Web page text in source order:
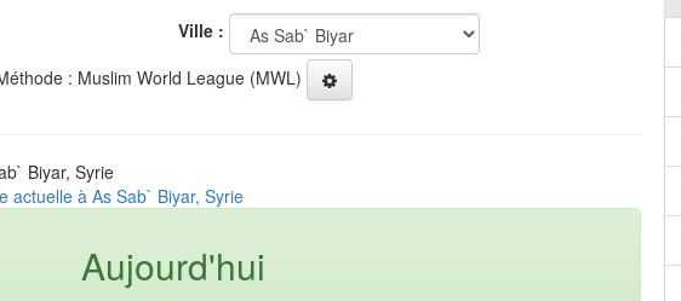
Ville :
: Muslim World League (MWL)
Biyar, Syrie
actuelle à As Sab` Biyar, Syrie
Aujourd'hui